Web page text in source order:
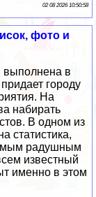
02 08 2026 10:50:58
фото и
выполнена в
городу
На
набирать
В одном из
статистика,
радушным
известный
именно в этом